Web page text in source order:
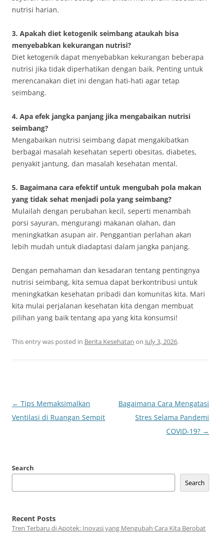
nutrisi harian.
3. Apakah diet ketogenik seimbang ataukah bisa
menyebabkan kekurangan nutrisi?
Diet ketogenik dapat menyebabkan kekurangan beberapa
nutrisi jika tidak diperhatikan dengan baik. Penting untuk
merencanakan diet ini dengan hati-hati agar tetap
seimbang.
4. Apa efek jangka panjang jika mengabaikan nutrisi
seimbang?
Mengabaikan nutrisi seimbang dapat mengakibatkan
berbagai masalah kesehatan seperti obesitas, diabetes,
penyakit jantung, dan masalah kesehatan mental.
5. Bagaimana cara efektif untuk mengubah pola makan
yang tidak sehat menjadi pola yang seimbang?
Mulailah dengan perubahan kecil, seperti menambah
porsi sayuran, mengurangi makanan olahan, dan
meningkatkan asupan air. Penggantian perlahan akan
lebih mudah untuk diadaptasi dalam jangka panjang.
Dengan pemahaman dan kesadaran tentang pentingnya
nutrisi seimbang, kita semua dapat berkontribusi untuk
meningkatkan kesehatan pribadi dan komunitas kita. Mari
kita mulai perjalanan kesehatan kita dengan membuat
pilihan yang baik tentang apa yang kita konsumsi!
This entry was posted in Berita Kesehatan on July 3, 2026.
Post
navigation
← Tips Memaksimalkan
Ventilasi di Ruangan Sempit
Bagaimana Cara Mengatasi
Stres Selama Pandemi
COVID-19? →
Search
Search
Recent Posts
Tren Terbaru di Apotek: Inovasi yang Mengubah Cara Kita Berobat